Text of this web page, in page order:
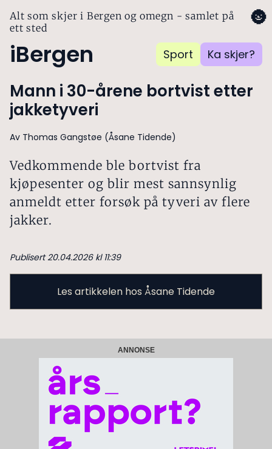
Alt som skjer i Bergen og omegn - samlet på
ett sted
iBergen Sport Ka skjer?
🌚
Mann i 30-årene bortvist etter
jakketyveri
Av Thomas Gangstøe (Åsane Tidende)
Vedkommende ble bortvist fra
kjøpesenter og blir mest sannsynlig
anmeldt etter forsøk på tyveri av flere
jakker.
Publisert 20.04.2026 kl 11:39
Les artikkelen hos Åsane Tidende
ANNONSE